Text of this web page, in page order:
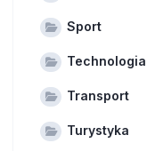
Sport
Technologia
Transport
Turystyka